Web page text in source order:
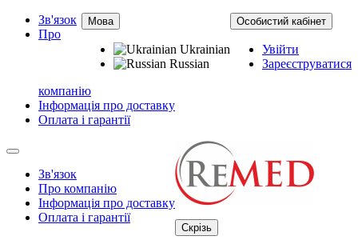
Особистий кабінет
Увійти
Зареєструватися
Мова
Ukrainian
Russian
Зв'язок
Про
компанію
Інформація про доставку
Оплата і гарантії
Зв'язок
Про компанію
Інформація про доставку
Оплата і гарантії
Скрізь